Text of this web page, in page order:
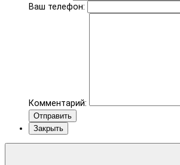
Ваш телефон:
Комментарий:
Отправить
Закрыть